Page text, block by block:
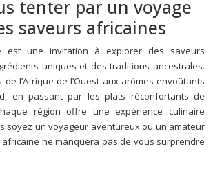
tenter par un voyage
saveurs africaines
est une invitation à explorer des saveurs
uniques et des traditions ancestrales.
l’Afrique de l’Ouest aux arômes envoûtants
en passant par les plats réconfortants de
région offre une expérience culinaire
soyez un voyageur aventureux ou un amateur
africaine ne manquera pas de vous surprendre